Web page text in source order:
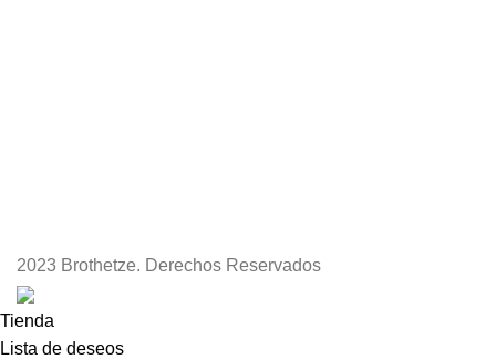
2023 Brothetze. Derechos Reservados
Tienda
Lista de deseos